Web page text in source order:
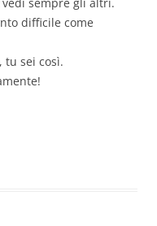
sempre gli altri.
difficile come
tu sei così.